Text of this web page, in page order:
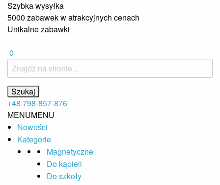
Szybka wysyłka
5000 zabawek w atrakcyjnych cenach
Unikalne zabawki
0
+48 798-857-876
MENUMENU
Nowości
Kategorie
Magnetyczne
Do kąpieli
Do szkoły